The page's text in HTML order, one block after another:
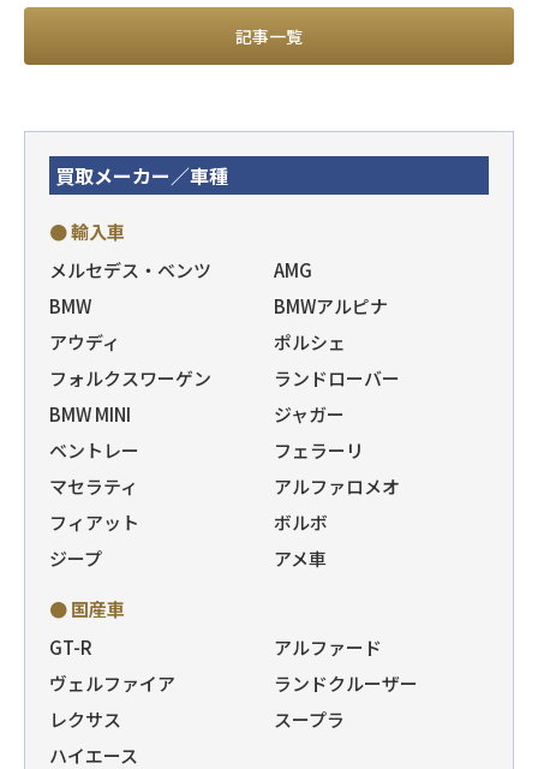
記事一覧
買取メーカー／車種
● 輸入車
メルセデス・ベンツ
AMG
BMW
BMWアルピナ
アウディ
ポルシェ
フォルクスワーゲン
ランドローバー
BMW MINI
ジャガー
ベントレー
フェラーリ
マセラティ
アルファロメオ
フィアット
ボルボ
ジープ
アメ車
● 国産車
GT-R
アルファード
ヴェルファイア
ランドクルーザー
レクサス
スープラ
ハイエース